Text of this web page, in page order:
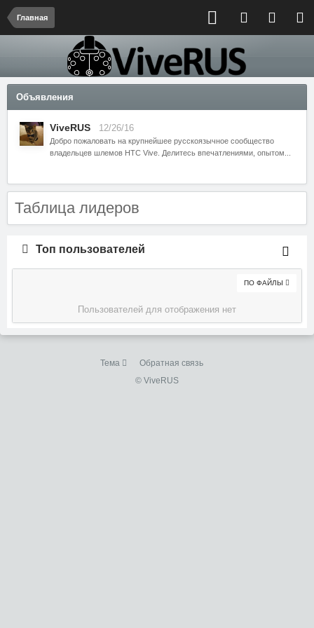
Главная
Объявления
ViveRUS 12/26/16
Добро пожаловать на крупнейшее русскоязычное сообщество
владельцев шлемов HTC Vive. Делитесь впечатлениями, опытом...
Таблица лидеров
Топ пользователей
ПО ФАЙЛЫ
Пользователей для отображения нет
Тема
Обратная связь
© ViveRUS